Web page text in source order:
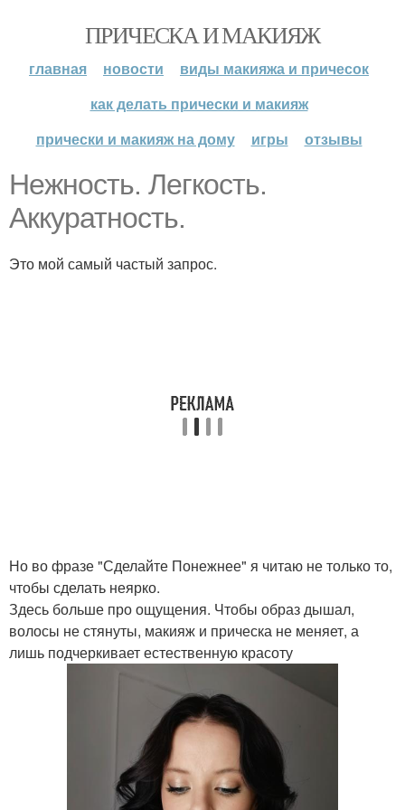
ПРИЧЕСКА И МАКИЯЖ
главная новости
виды макияжа и причесок
как делать прически и макияж
прически и макияж на дому
игры отзывы
Нежность. Легкость.
Аккуратность.
Это мой самый частый запрос.
Но во фразе "Сделайте Понежнее" я читаю не только то,
чтобы сделать неярко.
Здесь больше про ощущения. Чтобы образ дышал,
волосы не стянуты, макияж и прическа не меняет, а
лишь подчеркивает естественную красоту